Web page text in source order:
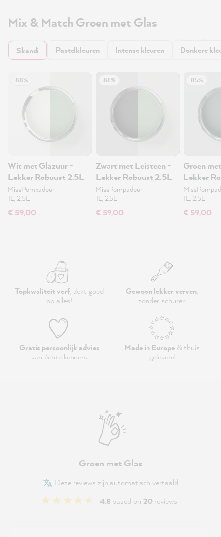
Mix & Match Groen met Glas
Skandi Pastelkleuren Intense kleuren Donkere
88%
Wit met Glazuur -
Lekker Robuust 2.5L
MissPompadour
1L, 2.5L
€ 59,00
88%
Zwart met Leisteen -
Lekker Robuust 2.5L
MissPompadour
1L, 2.5L
€ 59,00
85%
Groen
Lekker
1L, 2.5L
€ 59,00
Topkwaliteit verf, dekt goed
op alles!
Gewoon lekker verven,
zonder schuren
Gratis persoonlijk advies
van échte kenners
Made in Europe& thuis
geleverd
Groen met Glas
Deze reviews zijn automatisch vertaald
4.8 based on 20 reviews